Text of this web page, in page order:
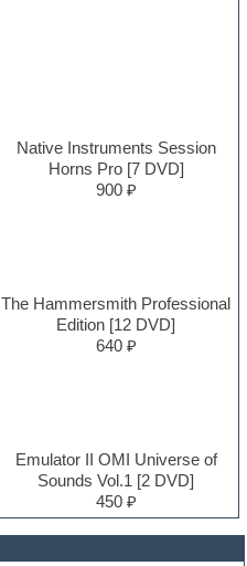
Native Instruments Session
Horns Pro [7 DVD]
900 ₽
The Hammersmith Professional
Edition [12 DVD]
640 ₽
Emulator II OMI Universe of
Sounds Vol.1 [2 DVD]
450 ₽